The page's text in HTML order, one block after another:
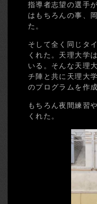
指導者志望の選手
はもちろんの事、
た。
そして全く同じタ
くれた。天理大学
いる。そんな天理
チ陣と共に天理大
のプログラムを作成
もちろん夜間練習
くれた。